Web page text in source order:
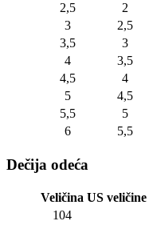
2,5
2
3
2,5
3,5
3
4
3,5
4,5
4
5
4,5
5,5
5
6
5,5
Dečija odeća
Veličina US veličine
104